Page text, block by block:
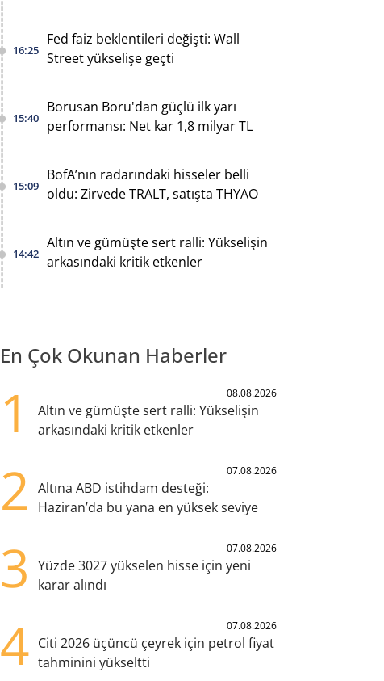
16:25
Fed faiz beklentileri değişti: Wall
Street yükselişe geçti
15:40
Borusan Boru'dan güçlü ilk yarı
performansı: Net kar 1,8 milyar TL
15:09
BofA’nın radarındaki hisseler belli
oldu: Zirvede TRALT, satışta THYAO
14:42
Altın ve gümüşte sert ralli: Yükselişin
arkasındaki kritik etkenler
En Çok Okunan Haberler
1 08.08.2026
Altın ve gümüşte sert ralli: Yükselişin
arkasındaki kritik etkenler
2 07.08.2026
Altına ABD istihdam desteği:
Haziran’da bu yana en yüksek seviye
3 07.08.2026
Yüzde 3027 yükselen hisse için yeni
karar alındı
4 07.08.2026
Citi 2026 üçüncü çeyrek için petrol fiyat
tahminini yükseltti